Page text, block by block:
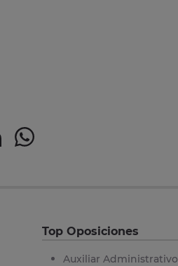
Top Oposiciones
Auxiliar Administrativo